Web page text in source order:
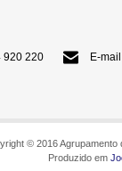
920 220 E-
© 2016
Produzido em